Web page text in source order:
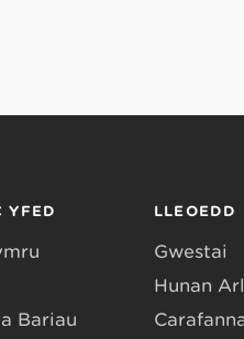
YFED
Bariau
LLEOEDD
Gwestai
Hunan